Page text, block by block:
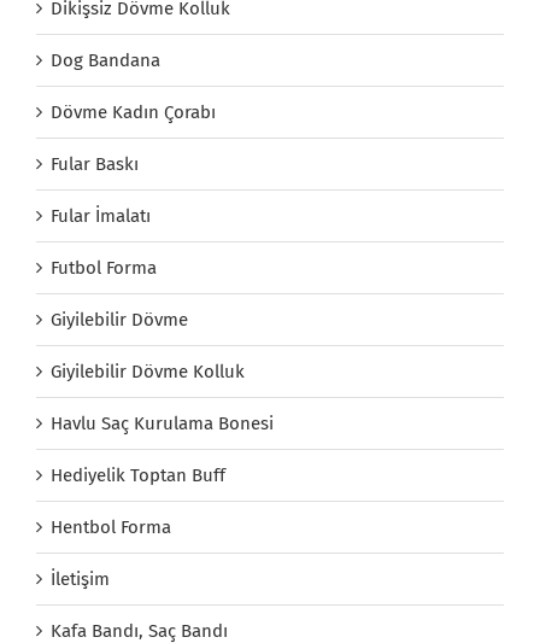
Dikişsiz Dövme Kolluk
Dog Bandana
Dövme Kadın Çorabı
Fular Baskı
Fular İmalatı
Futbol Forma
Giyilebilir Dövme
Giyilebilir Dövme Kolluk
Havlu Saç Kurulama Bonesi
Hediyelik Toptan Buff
Hentbol Forma
İletişim
Kafa Bandı, Saç Bandı